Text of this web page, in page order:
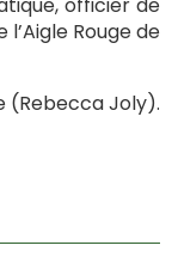
Rouge de
(Rebecca Joly).